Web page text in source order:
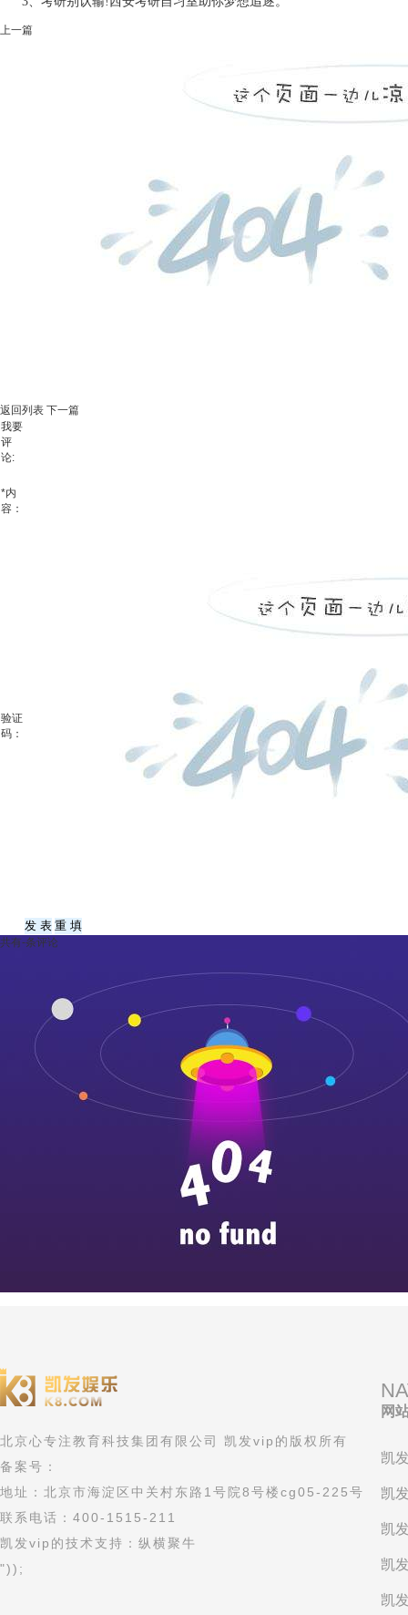
上一篇
返回列表 下一篇
我要
评
论:
*内
容：
验证
码：
共有-条评论
北京心专注教育科技集团有限公司 凯发vip的版权所有
备案号：
地址：北京市海淀区中关村东路1号院8号楼cg05-225号
联系电话：400-1515-211
凯发vip的技术支持：纵横聚牛
"));
网
凯
凯
凯
凯
凯